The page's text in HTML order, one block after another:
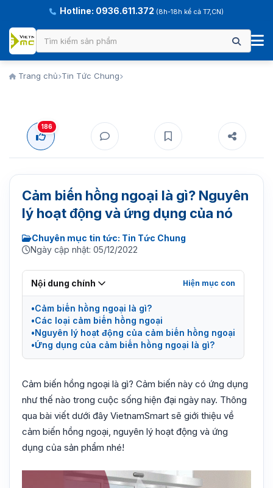
Hotline: 0936.611.372 (8h-18h kể cả T7,CN)
Trang chủ Tin Tức Chung
186
Cảm biến hồng ngoại là gì? Nguyên
lý hoạt động và ứng dụng của nó
Chuyên mục tin tức: Tin Tức Chung
Ngày cập nhật: 05/12/2022
Nội dung chính
Cảm biến hồng ngoại là gì?
Các loại cảm biến hồng ngoại
Nguyên lý hoạt động của cảm biến hồng ngoại
Ứng dụng của cảm biến hồng ngoại là gì?
Cảm biến hồng ngoại là gì? Cảm biến này có ứng dụng
như thế nào trong cuộc sống hiện đại ngày nay. Thông
qua bài viết dưới đây VietnamSmart sẽ giới thiệu về
cảm biến hồng ngoại, nguyên lý hoạt động và ứng
dụng của sản phẩm nhé!